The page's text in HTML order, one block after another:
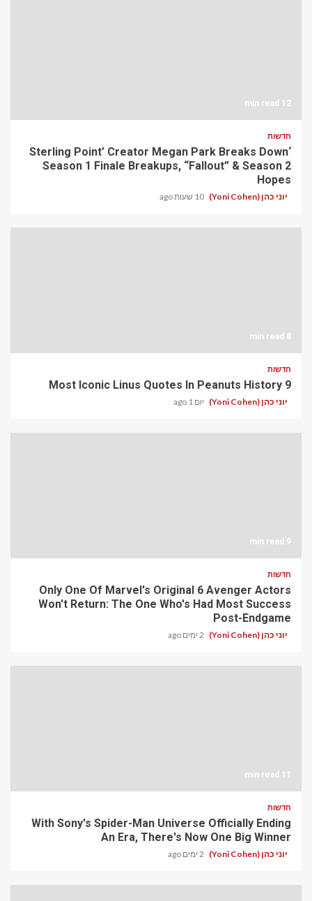
12 min read
חדשות
‘Sterling Point’ Creator Megan Park Breaks Down
Season 1 Finale Breakups, “Fallout” & Season 2
Hopes
יוני כהן (Yoni Cohen) 10 שעות ago
8 min read
חדשות
9 Most Iconic Linus Quotes In Peanuts History
יוני כהן (Yoni Cohen) יום 1 ago
9 min read
חדשות
Only One Of Marvel's Original 6 Avenger Actors
Won't Return: The One Who's Had Most Success
Post-Endgame
יוני כהן (Yoni Cohen) 2 ימים ago
11 min read
חדשות
With Sony's Spider-Man Universe Officially Ending
An Era, There's Now One Big Winner
יוני כהן (Yoni Cohen) 2 ימים ago